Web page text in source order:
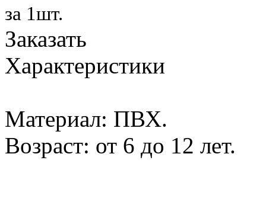
за 1шт.
Заказать
Характеристики
Материал: ПВХ.
Возраст: от 6 до 12 лет.